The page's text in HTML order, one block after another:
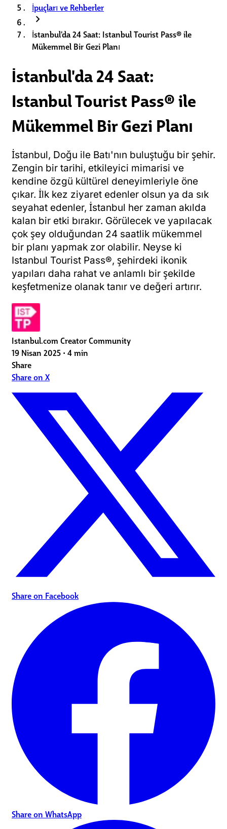
İpuçları ve Rehberler
chevron_right
İstanbul'da 24 Saat: Istanbul Tourist Pass® ile
Mükemmel Bir Gezi Planı
İstanbul'da 24 Saat:
Istanbul Tourist Pass® ile
Mükemmel Bir Gezi Planı
İstanbul, Doğu ile Batı'nın buluştuğu bir şehir.
Zengin bir tarihi, etkileyici mimarisi ve
kendine özgü kültürel deneyimleriyle öne
çıkar. İlk kez ziyaret edenler olsun ya da sık
seyahat edenler, İstanbul her zaman akılda
kalan bir etki bırakır. Görülecek ve yapılacak
çok şey olduğundan 24 saatlik mükemmel
bir planı yapmak zor olabilir. Neyse ki
Istanbul Tourist Pass®, şehirdeki ikonik
yapıları daha rahat ve anlamlı bir şekilde
keşfetmenize olanak tanır ve değeri artırır.
Istanbul.com Creator Community
19 Nisan 2025 • 4 min
Share
Share on X
Share on Facebook
Share on WhatsApp